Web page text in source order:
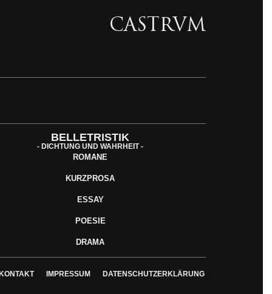
CASTRVM
BELLETRISTIK
- DICHTUNG UND WAHRHEIT -
ROMANE
KURZPROSA
ESSAY
POESIE
DRAMA
KONTAKT IMPRESSUM DATENSCHUTZERKLÄRUNG